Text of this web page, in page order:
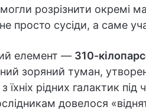
розрізнити окремі
просто сусіди, а саме
елемент — 310-
зоряний туман,
їхніх рідних галактик
довелося